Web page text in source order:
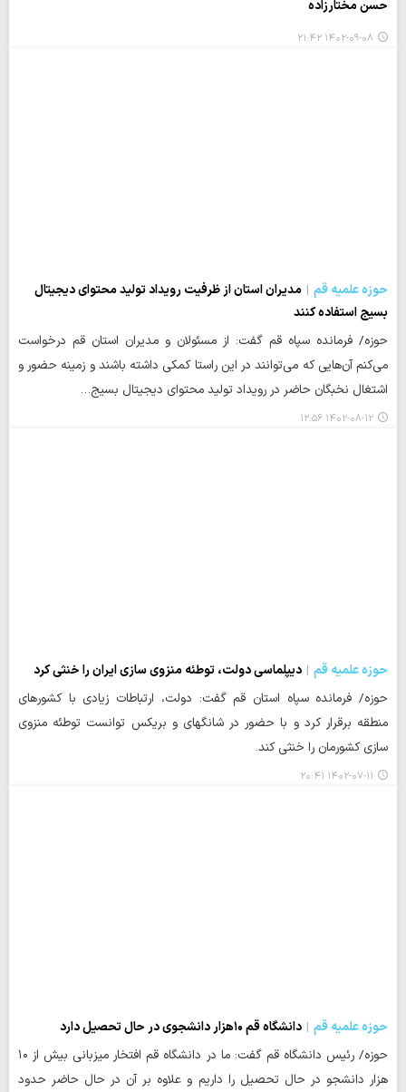
حسن مختارزاده
۱۴۰۲-۰۹-۰۸ ۲۱:۴۲
حوزه علمیه قم
مدیران استان از ظرفیت رویداد تولید محتوای دیجیتال
بسیج استفاده کنند
حوزه/ فرمانده سپاه قم گفت: از مسئولان و مدیران استان قم درخواست
می‌کنم آن‌هایی که می‌توانند در این راستا کمکی داشته باشند و زمینه حضور و
اشتغال نخبگان حاضر در رویداد تولید محتوای دیجیتال بسیج…
۱۴۰۲-۰۸-۱۲ ۱۲:۵۶
حوزه علمیه قم
دیپلماسی دولت، توطئه منزوی سازی ایران را خنثی کرد
حوزه/ فرمانده سپاه استان قم گفت: دولت، ارتباطات زیادی با کشورهای
منطقه برقرار کرد و با حضور در شانگهای و بریکس توانست توطئه منزوی
سازی کشورمان را خنثی کند.
۱۴۰۲-۰۷-۱۱ ۲۰:۴۱
حوزه علمیه قم
دانشگاه قم ۱۰هزار دانشجوی در حال تحصیل دارد
حوزه/ رئیس دانشگاه قم گفت: ما در دانشگاه قم افتخار میزبانی بیش از ۱۰
هزار دانشجو در حال تحصیل را داریم و علاوه بر آن در حال حاضر حدود